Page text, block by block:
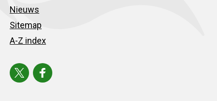
Nieuws
Sitemap
A-Z index